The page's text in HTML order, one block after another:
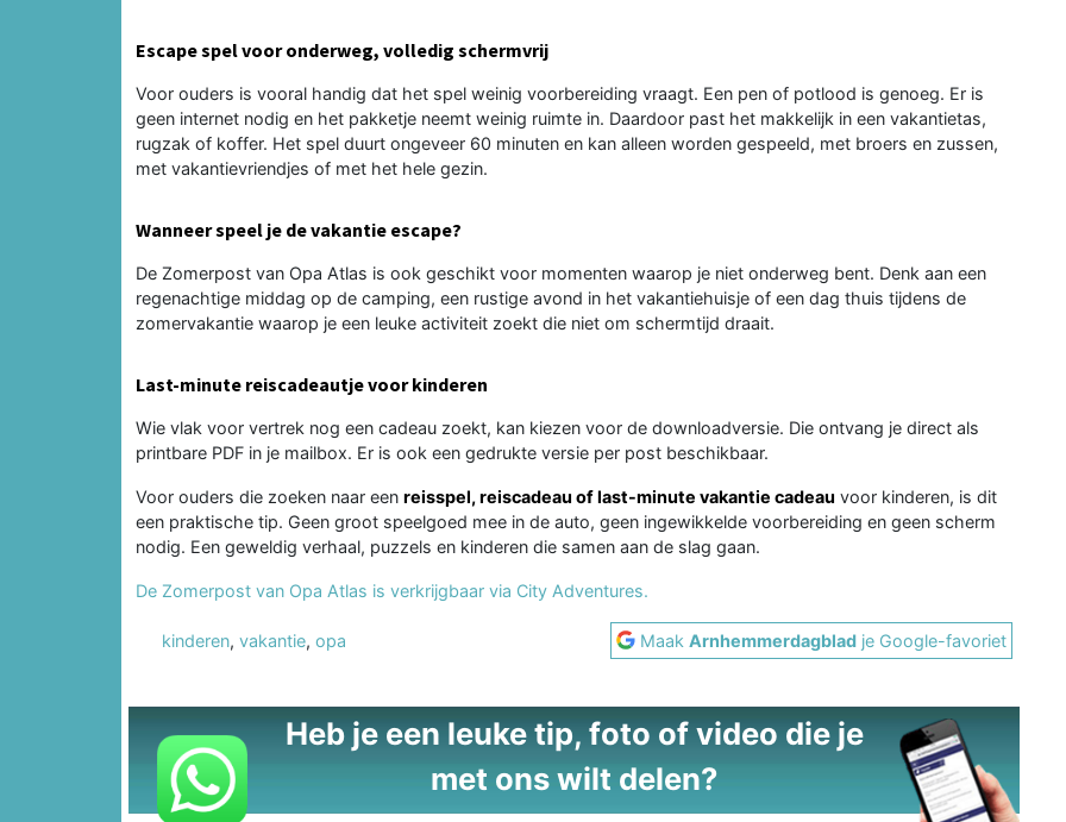
Escape spel voor onderweg, volledig schermvrij
Voor ouders is vooral handig dat het spel weinig voorbereiding vraagt. Een pen of potlood is genoeg. Er is
geen internet nodig en het pakketje neemt weinig ruimte in. Daardoor past het makkelijk in een vakantietas,
rugzak of koffer. Het spel duurt ongeveer 60 minuten en kan alleen worden gespeeld, met broers en zussen,
met vakantievriendjes of met het hele gezin.
Wanneer speel je de vakantie escape?
De Zomerpost van Opa Atlas is ook geschikt voor momenten waarop je niet onderweg bent. Denk aan een
regenachtige middag op de camping, een rustige avond in het vakantiehuisje of een dag thuis tijdens de
zomervakantie waarop je een leuke activiteit zoekt die niet om schermtijd draait.
Last-minute reiscadeautje voor kinderen
Wie vlak voor vertrek nog een cadeau zoekt, kan kiezen voor de downloadversie. Die ontvang je direct als
printbare PDF in je mailbox. Er is ook een gedrukte versie per post beschikbaar.
Voor ouders die zoeken naar een reisspel, reiscadeau of last-minute vakantie cadeau voor kinderen, is dit
een praktische tip. Geen groot speelgoed mee in de auto, geen ingewikkelde voorbereiding en geen scherm
nodig. Een geweldig verhaal, puzzels en kinderen die samen aan de slag gaan.
De Zomerpost van Opa Atlas is verkrijgbaar via City Adventures.
kinderen, vakantie, opa MaakArnhemmerdagblad je Google-favoriet
Heb je een leuke tip, foto of video die je
met ons wilt delen?